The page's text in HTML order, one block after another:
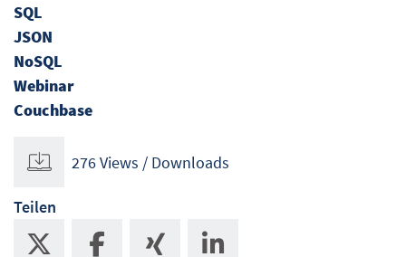
SQL
JSON
NoSQL
Webinar
Couchbase
276 Views / Downloads
Teilen